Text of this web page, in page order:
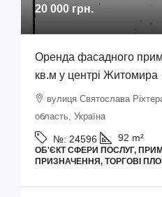
20 000 грн.
Оренда фасадного
кв.м у центрі Житомира
вулиця Святослава
область, Україна
№: 24596 92 m²
ОБ'ЄКТ СФЕРИ ПОСЛУГ,
ПРИЗНАЧЕННЯ, ТОРГОВІ